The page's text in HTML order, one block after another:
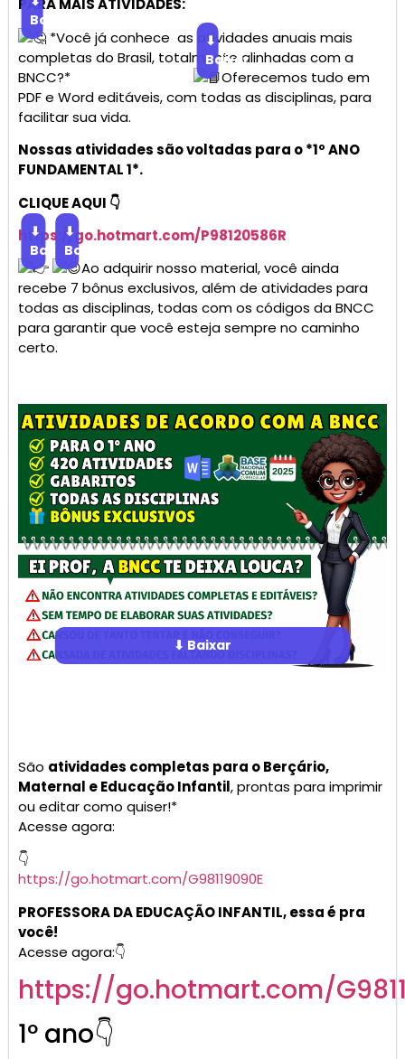
PARA MAIS ATIVIDADES:
Baixar
*Você já conhece as atividades anuais mais
completas do Brasil, totalmente alinhadas com a
BNCC?*
⬇
Baixar
Oferecemos tudo em
PDF e Word editáveis, com todas as disciplinas, para
facilitar sua vida.
Nossas atividades são voltadas para o *1º ANO
FUNDAMENTAL 1*.
CLIQUE AQUI 👇
https://go.hotmart.com/P98120586R
⬇
Baixar
⬇
Baixar
Ao adquirir nosso material, você ainda
recebe 7 bônus exclusivos, além de atividades para
todas as disciplinas, todas com os códigos da BNCC
para garantir que você esteja sempre no caminho
certo.
⬇ Baixar
São atividades completas para o Berçário,
Maternal e Educação Infantil, prontas para imprimir
ou editar como quiser!*
Acesse agora:
👇
https://go.hotmart.com/G98119090E
PROFESSORA DA EDUCAÇÃO INFANTIL, essa é pra
você!
Acesse agora:👇
https://go.hotmart.com/
1º ano👇